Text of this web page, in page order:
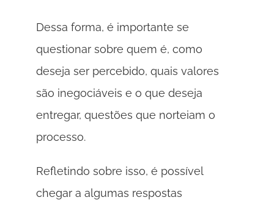
Dessa forma, é importante se
questionar sobre quem é, como
deseja ser percebido, quais valores
são inegociáveis e o que deseja
entregar, questões que norteiam o
processo.
Refletindo sobre isso, é possível
chegar a algumas respostas